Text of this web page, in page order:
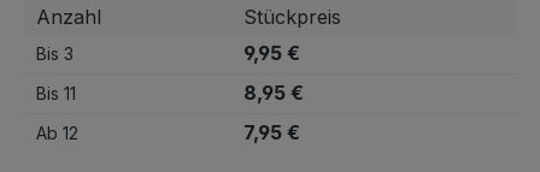
Anzahl Stückpreis
Bis 3 9,95 €
Bis 11 8,95 €
Ab 12 7,95 €